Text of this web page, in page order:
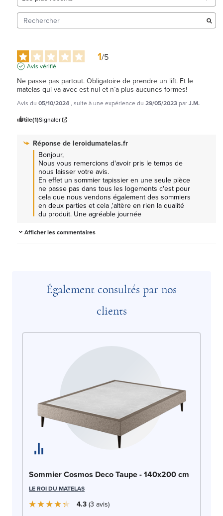
1/5
Avis vérifié
Ne passe pas partout. Obligatoire de prendre un lift. Et le
matelas qui va avec est nul et n’a plus aucunes formes!
Avis du 05/10/2024, suite à une expérience du 29/05/2023 parJ.M.
Utile(1)Signaler
Réponse de leroidumatelas.fr
Bonjour,
Nous vous remercions d'avoir pris le temps de
nous laisser votre avis.
En effet un sommier tapissier en une seule pièce
ne passe pas dans tous les logements c'est pour
cela que nous vendons également des sommiers
en deux parties et cela ,'altère en rien la qualité
du produit. Une agréable journée
Afficher les commentaires
Également consultés par nos
clients
Sommier Cosmos Deco Taupe - 140x200 cm
LE ROI DU MATELAS
4.3 3 avis